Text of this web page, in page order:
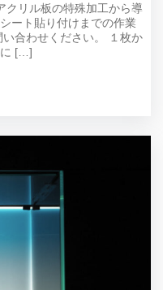
クリル板の特殊加工から導
ート貼り付けまでの作業
合わせください。 １枚か
に […]